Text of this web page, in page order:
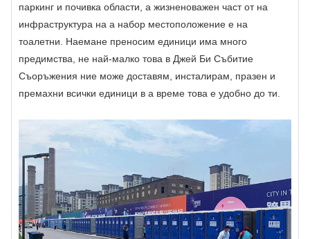
паркинг и почивка области, a жизненоважен част от на
инфраструктура на a набор местоположение е на
тоалетни. Наемане преносим единици има много
предимства, не най-малко това в Джей Би Събитие
Съоръжения ние може доставям, инсталирам, празен и
премахни всички единици в a време това е удобно до ти.